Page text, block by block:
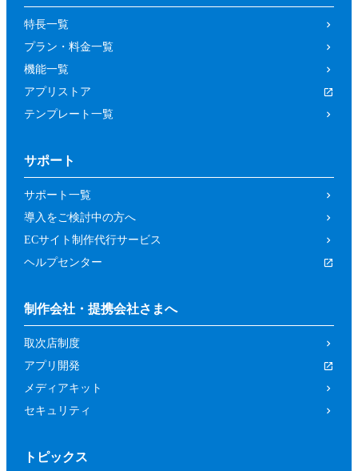
特長一覧
プラン・料金一覧
機能一覧
アプリストア
テンプレート一覧
サポート
サポート一覧
導入をご検討中の方へ
ECサイト制作代行サービス
ヘルプセンター
制作会社・提携会社さまへ
取次店制度
アプリ開発
メディアキット
セキュリティ
トピックス